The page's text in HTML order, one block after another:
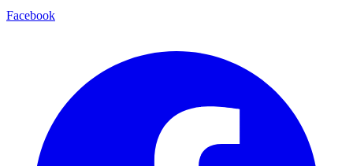
Facebook